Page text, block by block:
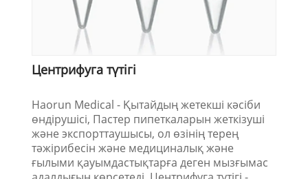
Центрифуга түтігі
Haorun Medical - Қытайдың жетекші кәсіби
өндірушісі, Пастер пипеткаларын жеткізуші
және экспорттаушысы, ол өзінің терең
тәжірибесін және медициналық және
ғылыми қауымдастықтарға деген мызғымас